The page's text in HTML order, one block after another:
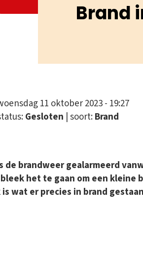
Brand
11 oktober 2023 - 19:27
Gesloten | soort:Brand
de brandweer gealarmeerd
het te gaan om een kleine
wat er precies in brand